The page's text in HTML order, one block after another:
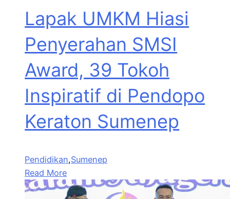
Lapak UMKM Hiasi
Penyerahan SMSI
Award, 39 Tokoh
Inspiratif di Pendopo
Keraton Sumenep
Pendidikan,Sumenep
Read More